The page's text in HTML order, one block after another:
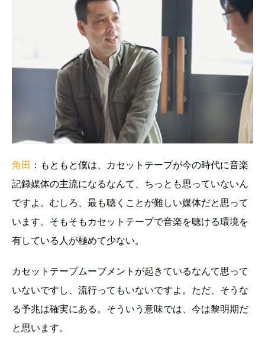
角田 ：もともと僕は、カセットテープが今の時代に音楽
記録媒体の主流になるなんて、ちっとも思っていないん
ですよ。むしろ、最も聴くことが難しい媒体だと思って
います。そもそもカセットテープで音楽を聴ける環境を
有している人が極めて少ない。
カセットテープムーブメントが起きているなんて思って
いないですし、流行ってもいないですよ。ただ、そうな
る予兆は確実にある。そういう意味では、今は黎明期だ
と思います。